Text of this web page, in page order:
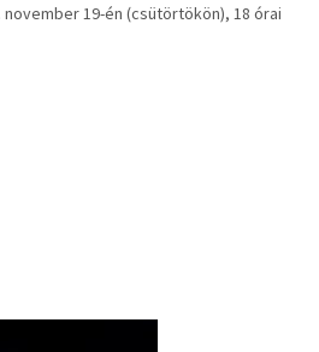
19-én (csütörtökön), 18 órai